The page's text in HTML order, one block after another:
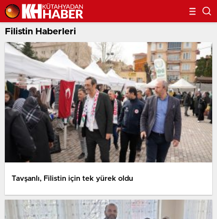
Filistin Haberleri
Tavşanlı, Filistin için tek yürek oldu